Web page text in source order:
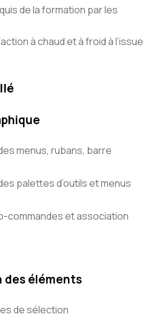
de la formation par les
à chaud et à froid à l’issue
menus, rubans, barre
palettes d’outils et menus
commandes et association
des éléments
de sélection